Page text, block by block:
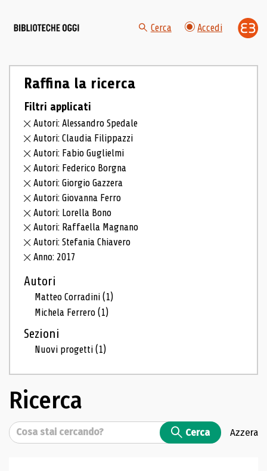
Cerca Accedi
Raffina la ricerca
Filtri applicati
Autori: Alessandro Spedale
Autori: Claudia Filippazzi
Autori: Fabio Guglielmi
Autori: Federico Borgna
Autori: Giorgio Gazzera
Autori: Giovanna Ferro
Autori: Lorella Bono
Autori: Raffaella Magnano
Autori: Stefania Chiavero
Anno: 2017
Autori
Matteo Corradini(1)
Michela Ferrero(1)
Sezioni
Nuovi progetti(1)
Ricerca
Cerca Cerca Azzera